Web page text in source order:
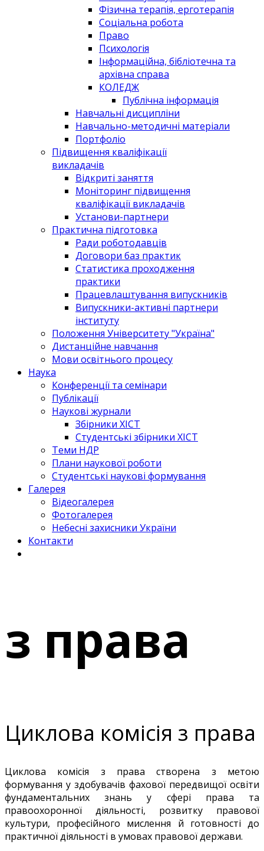
Фізична терапія, ерготерапія
Соціальна робота
Право
Психологія
Інформаційна, бібліотечна та
архівна справа
КОЛЕДЖ
Публічна інформація
Навчальні дисципліни
Навчально-методичні матеріали
Портфоліо
Підвищення кваліфікації
викладачів
Відкриті заняття
Моніторинг підвищення
кваліфікації викладачів
Установи-партнери
Практична підготовка
Ради роботодавців
Договори баз практик
Статистика проходження
практики
Працевлаштування випускників
Випускники-активні партнери
інституту
Положення Університету "Україна"
Дистанційне навчання
Мови освітнього процесу
Наука
Конференції та семінари
Публікації
Наукові журнали
Збірники ХІСТ
Студентські збірники ХІСТ
Теми НДР
Плани наукової роботи
Студентські наукові формування
Галерея
Відеогалерея
Фотогалерея
Небесні захисники України
Контакти
з права
Циклова комісія з права
Циклова комісія з права створена з метою
формування у здобувачів фахової передвищої освіти
фундаментальних знань у сфері права та
правоохоронної діяльності, розвитку правової
культури, професійного мислення й готовності до
практичної діяльності в умовах правової держави.